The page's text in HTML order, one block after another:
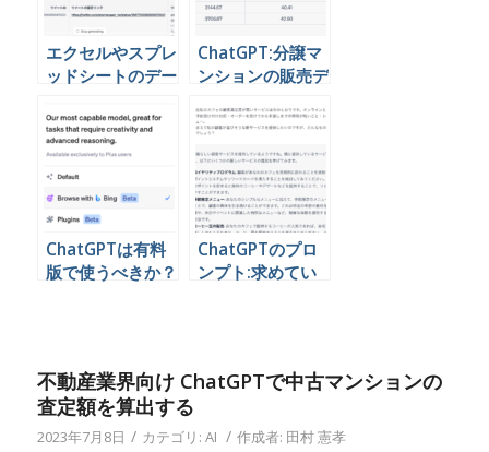
エクセルやスプレ
ッドシートのデー
読み込ませる
ChatGPT:分譲マ
ンションの販売デ
て分析する
ChatGPTは有料
版で使うべきか？
ChatGPTのプロ
ンプト:求めてい
不動産業界向け ChatGPTで中古マンションの
査定額を算出する
2023年7月8日 / カテゴリ: AI / 作成者: 田村 憲孝